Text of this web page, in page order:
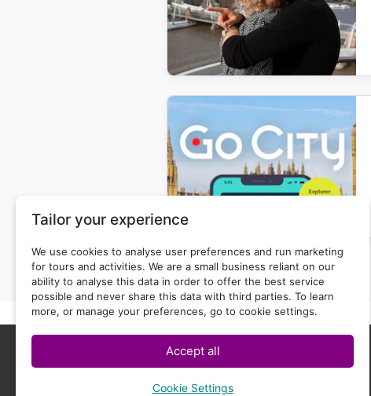
Tailor your experience
We use cookies to analyse user preferences and run marketing
for tours and activities. We are a small business reliant on our
ability to analyse this data in order to offer the best service
possible and never share this data with third parties. To learn
more, or manage your preferences, go to cookie settings.
Accept all
Cookie Settings